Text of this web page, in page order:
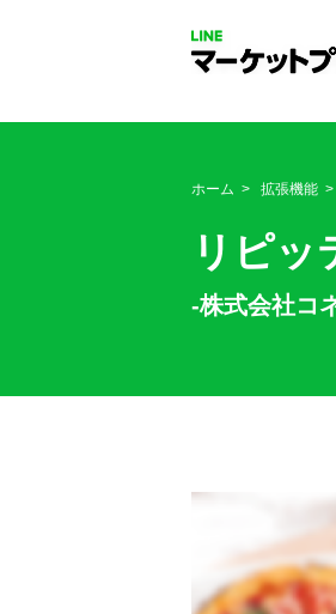
ホーム 拡張機能
リピッ
-株式会社コ